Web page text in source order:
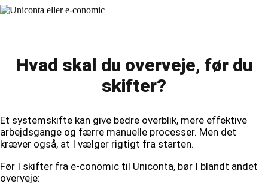
Hvad skal du overveje, før du
skifter?
Et systemskifte kan give bedre overblik, mere effektive
arbejdsgange og færre manuelle processer. Men det
kræver også, at I vælger rigtigt fra starten.
Før I skifter fra e-conomic til Uniconta, bør I blandt andet
overveje: